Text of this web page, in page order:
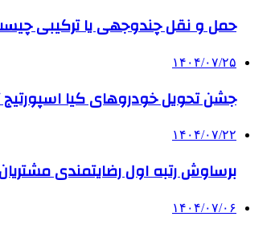
حمل و نقل چندوجهی یا ترکیبی
۱۴۰۴/۰۷/۲۵
جشن تحویل خودروهای کیا
۱۴۰۴/۰۷/۲۲
برساوش رتبه اول رضایتمندی
۱۴۰۴/۰۷/۰۶